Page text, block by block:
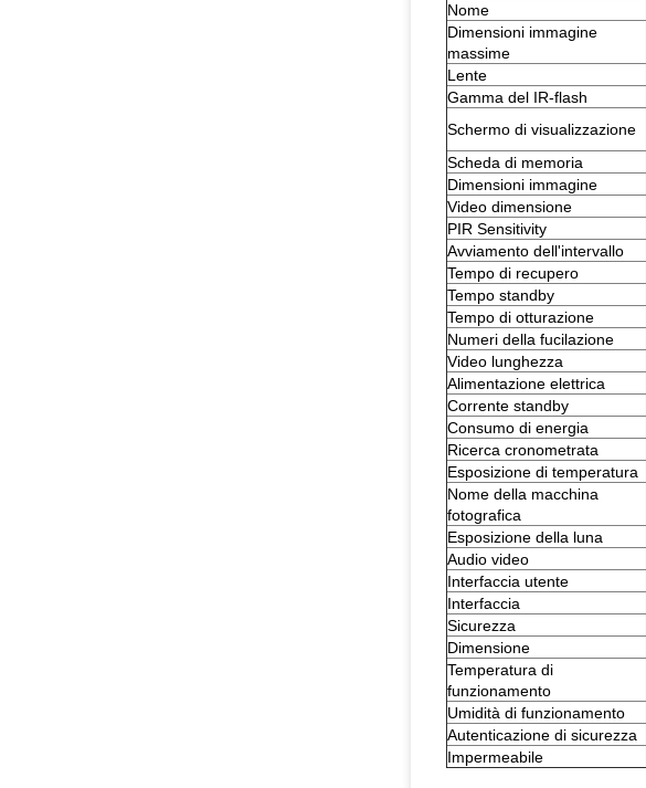
Nome
Dimensioni immagine
massime
Lente
Gamma del IR-flash
Schermo di visualizzazione
Scheda di memoria
Dimensioni immagine
Video dimensione
PIR Sensitivity
Avviamento dell'intervallo
Tempo di recupero
Tempo standby
Tempo di otturazione
Numeri della fucilazione
Video lunghezza
Alimentazione elettrica
Corrente standby
Consumo di energia
Ricerca cronometrata
Esposizione di temperatura
Nome della macchina
fotografica
Esposizione della luna
Audio video
Interfaccia utente
Interfaccia
Sicurezza
Dimensione
Temperatura di
funzionamento
Umidità di funzionamento
Autenticazione di sicurezza
Impermeabile